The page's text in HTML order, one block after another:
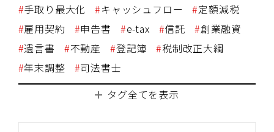
手取り最大化
キャッシュフロー
定額減税
雇用契約
申告書 e-tax 信託
創業融資
遺言書
不動産 登記簿
税制改正大綱
年末調整
司法書士
タグ全てを表示